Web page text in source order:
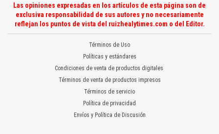
Las opiniones expresadas en los artículos de esta página son de
exclusiva responsabilidad de sus autores y no necesariamente
reflejan los puntos de vista del ruizhealytimes.com o del Editor.
Términos de Uso
Políticas y estándares
Condiciones de venta de productos digitales
Términos de venta de productos impresos
Términos de servicio
Política de privacidad
Envíos y Política de Discusión